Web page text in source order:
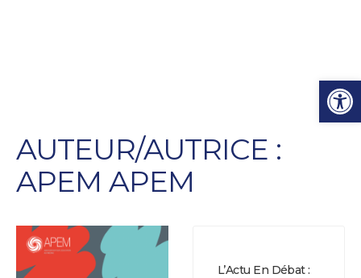
Ouvrir
AUTEUR/AUTRICE :
APEM APEM
L’Actu En Débat :